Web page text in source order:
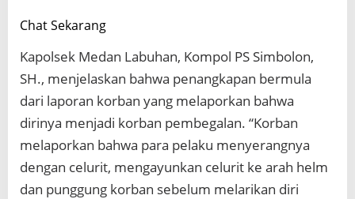
Chat Sekarang
Kapolsek Medan Labuhan, Kompol PS Simbolon,
SH., menjelaskan bahwa penangkapan bermula
dari laporan korban yang melaporkan bahwa
dirinya menjadi korban pembegalan. “Korban
melaporkan bahwa para pelaku menyerangnya
dengan celurit, mengayunkan celurit ke arah helm
dan punggung korban sebelum melarikan diri